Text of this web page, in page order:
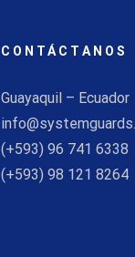
CONTÁCTANOS
Guayaquil – Ecuador
(+593) 96 741 6338
(+593) 98 121 8264